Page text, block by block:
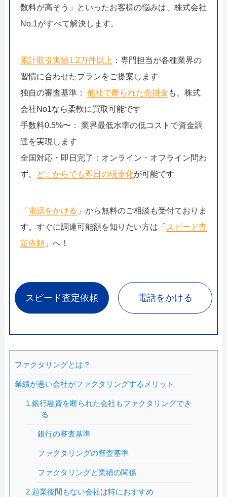
数料が高そう」といったお客様の悩みは、株式会社
No.1がすべて解決します。
累計取引実績1.2万件以上 ：専門担当が各種業界の
習慣に合わせたプランをご提案します
独自の審査基準： 他社で断られた売掛金 も、株式
会社No1なら柔軟に買取可能です
手数料0.5%〜： 業界最低水準の低コストで資金調
達を実現します
全国対応・即日完了：オンライン・オフライン問わ
ず、
どこからでも即日の現金化が可能です
「 電話をかける 」から無料のご相談も受付ておりま
す。すぐに調達可能額を知りたい方は「 スピード査
定依頼」へ！
スピード査定依頼 電話をかける
ファクタリングとは？
業績が悪い会社がファクタリングするメリット
1.銀行融資を断られた会社もファクタリングでき
る
銀行の審査基準
ファクタリングの審査基準
ファクタリングと業績の関係
2.起業後間もない会社は特におすすめ